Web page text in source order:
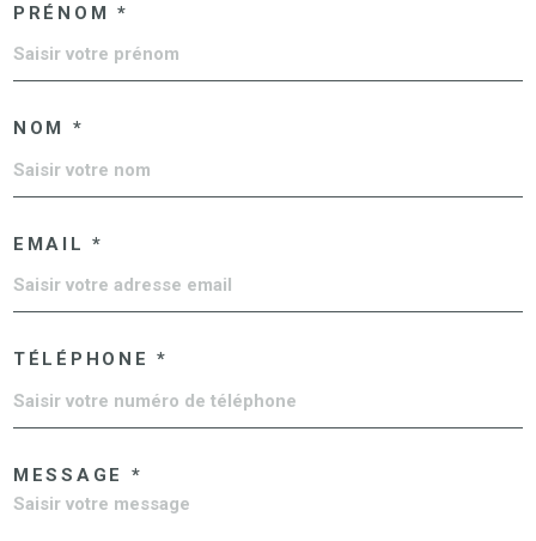
PRÉNOM *
NOM *
EMAIL *
TÉLÉPHONE *
MESSAGE *